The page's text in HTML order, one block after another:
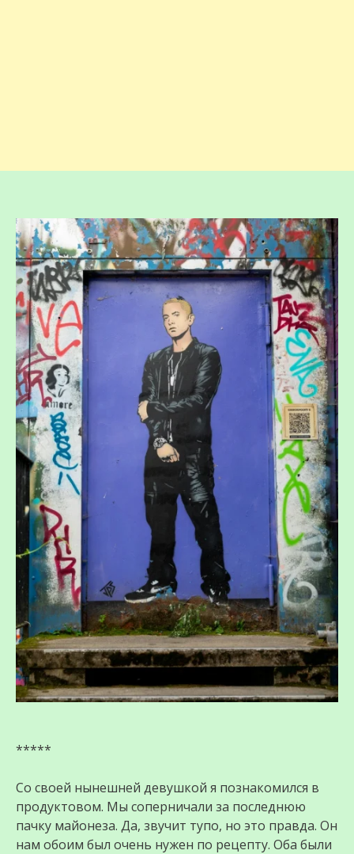
*****
Со своей нынешней девушкой я познакомился в
продуктовом. Мы соперничали за последнюю
пачку майонеза. Да, звучит тупо, но это правда. Он
нам обоим был очень нужен по рецепту. Оба были